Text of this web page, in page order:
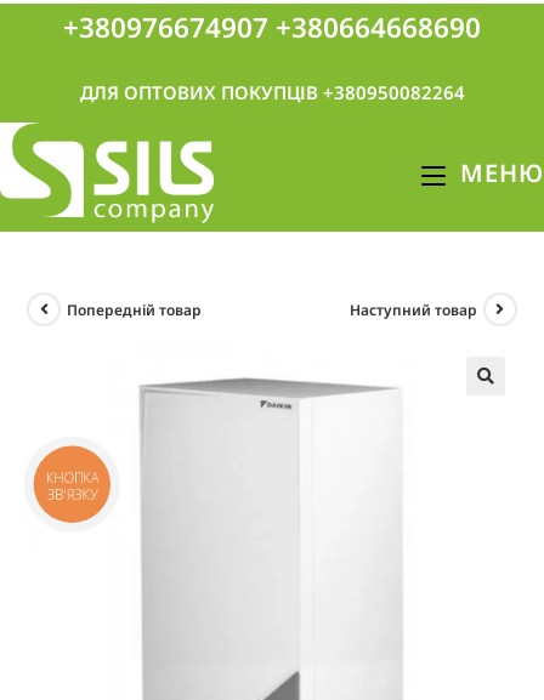
+380976674907 +380664668690
ДЛЯ ОПТОВИХ ПОКУПЦІВ +380950082264
МЕНЮ
Попередній товар Наступний товар
КНОПКА
ЗВ'ЯЗКУ